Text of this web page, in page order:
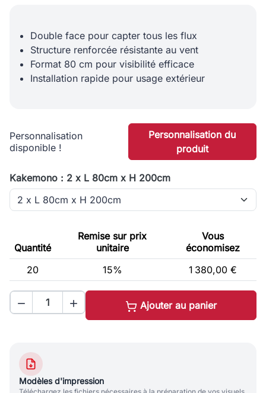
Double face pour capter tous les flux
Structure renforcée résistante au vent
Format 80 cm pour visibilité efficace
Installation rapide pour usage extérieur
Personnalisation
disponible !
Personnalisation du
produit
Kakemono : 2 x L 80cm x H 200cm
Quantité
Remise sur prix
unitaire
Vous
économisez
20
15% 1 380,00 €
  Ajouter au panier
Modèles d'impression